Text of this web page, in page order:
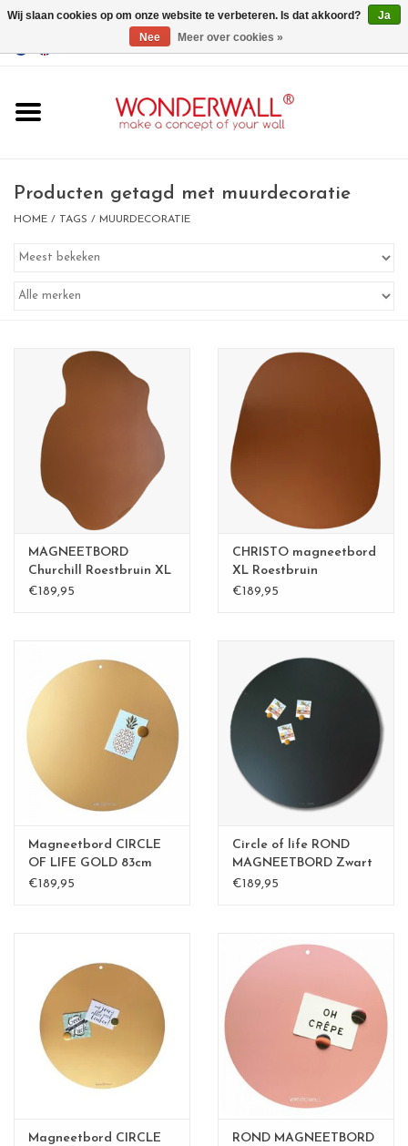
GBP/USD
magneetborden
magneten
BIG SALE , GRAB YOUR
CHANCE
LIMITED EXCLUSIVES
Wandplanken / Shelves
Rechthoekige , vierkante, ronde
magneetborden
Producten getagd met muurdecoratie
HOME / TAGS / MUURDECORATIE
MAGNEETBORD
Churchill Roestbruin XL
€189,95
CHRISTO magneetbord
XL Roestbruin
€189,95
Magneetbord CIRCLE
OF LIFE GOLD 83cm
diameter
€189,95
Circle of life ROND
MAGNEETBORD Zwart
-83 cm
€189,95
Magneetbord CIRCLE
ROND MAGNEETBORD
Wij slaan cookies op om onze website te verbeteren. Is dat akkoord?
Ja
Nee
Meer over cookies »